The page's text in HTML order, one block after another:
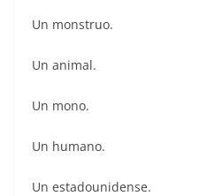
Un monstruo.
Un animal.
Un mono.
Un humano.
Un estadounidense.